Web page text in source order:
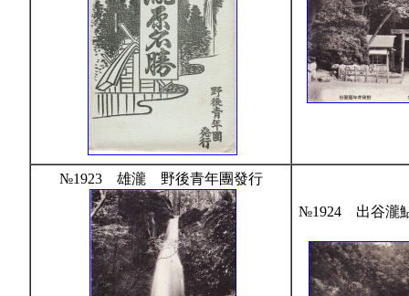
№1923 雄瀧 野後青年團發行
№1924 出谷瀧